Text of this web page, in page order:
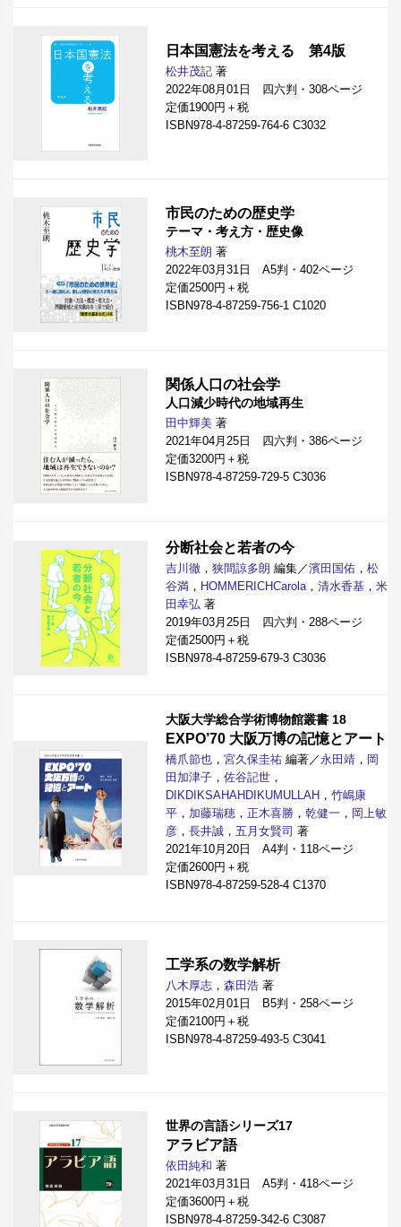
日本国憲法を考える 第4版
松井茂記 著
2022年08月01日 四六判・308ページ
定価1900円＋税
ISBN978-4-87259-764-6 C3032
市民のための歴史学
テーマ・考え方・歴史像
桃木至朗 著
2022年03月31日 A5判・402ページ
定価2500円＋税
ISBN978-4-87259-756-1 C1020
関係人口の社会学
人口減少時代の地域再生
田中輝美 著
2021年04月25日 四六判・386ページ
定価3200円＋税
ISBN978-4-87259-729-5 C3036
分断社会と若者の今
吉川徹 ， 狭間諒多朗 編集／濱田国佑 ， 松
谷満 ， HOMMERICHCarola ， 清水香基 ， 米
田幸弘 著
2019年03月25日 四六判・288ページ
定価2500円＋税
ISBN978-4-87259-679-3 C3036
大阪大学総合学術博物館叢書 18
EXPO’70 大阪万博の記憶とアート
橋爪節也 ， 宮久保圭祐 編著／永田靖 ， 岡
田加津子 ， 佐谷記世 ，
DIKDIKSAHAHDIKUMULLAH ， 竹嶋康
平 ， 加藤瑞穂 ， 正木喜勝 ， 乾健一 ， 岡上敏
彦 ， 長井誠 ， 五月女賢司 著
2021年10月20日 A4判・118ページ
定価2600円＋税
ISBN978-4-87259-528-4 C1370
工学系の数学解析
八木厚志 ， 森田浩 著
2015年02月01日 B5判・258ページ
定価2100円＋税
ISBN978-4-87259-493-5 C3041
世界の言語シリーズ17
アラビア語
依田純和 著
2021年03月31日 A5判・418ページ
定価3600円＋税
ISBN978-4-87259-342-6 C3087